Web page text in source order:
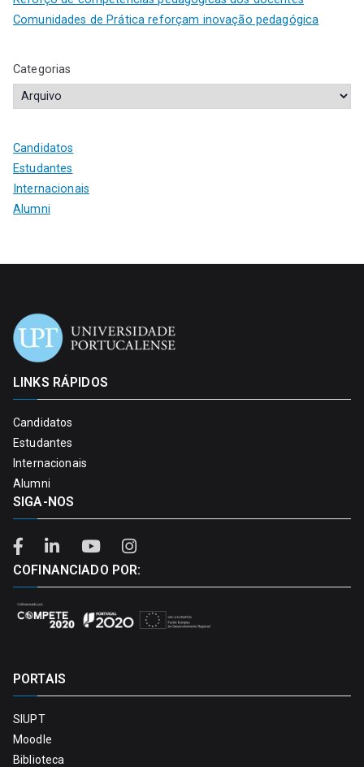
Comunidades de Prática reforçam inovação pedagógica
Categorias
Candidatos
Estudantes
Internacionais
Alumni
LINKS RÁPIDOS
Candidatos
Estudantes
Internacionais
Alumni
SIGA-NOS
COFINANCIADO POR:
PORTAIS
SIUPT
Moodle
Biblioteca